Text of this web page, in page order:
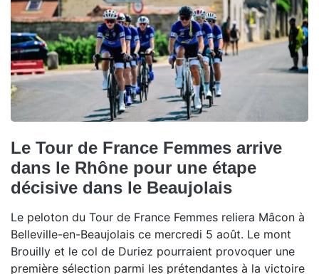
Le Tour de France Femmes arrive
dans le Rhône pour une étape
décisive dans le Beaujolais
Le peloton du Tour de France Femmes reliera Mâcon à
Belleville-en-Beaujolais ce mercredi 5 août. Le mont
Brouilly et le col de Duriez pourraient provoquer une
première sélection parmi les prétendantes à la victoire